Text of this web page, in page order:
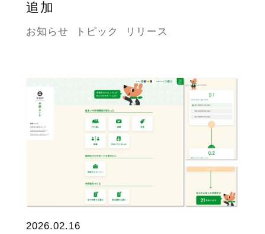
追加
お知らせ トピック リリース
2026.02.16